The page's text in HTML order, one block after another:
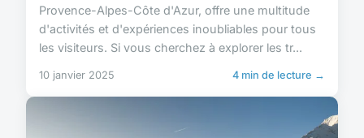
Provence-Alpes-Côte d'Azur, offre une multitude
d'activités et d'expériences inoubliables pour tous
les visiteurs. Si vous cherchez à explorer les tr...
10 janvier 2025 4 min de lecture →